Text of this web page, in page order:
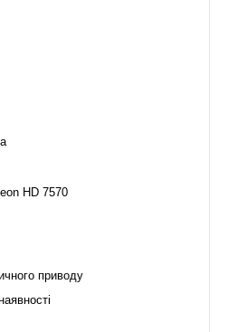
HD 7570
приводу